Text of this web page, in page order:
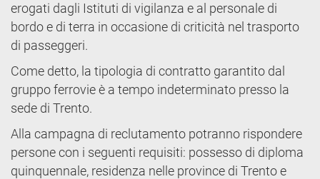
erogati dagli Istituti di vigilanza e al personale di
bordo e di terra in occasione di criticità nel trasporto
di passeggeri.
Come detto, la tipologia di contratto garantito dal
gruppo ferrovie è a tempo indeterminato presso la
sede di Trento.
Alla campagna di reclutamento potranno rispondere
persone con i seguenti requisiti: possesso di diploma
quinquennale, residenza nelle province di Trento e